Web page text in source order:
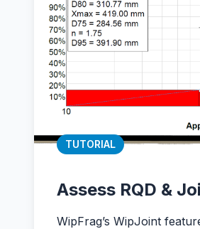
TUTORIAL
Assess RQD &
WipFrag’s WipJoint